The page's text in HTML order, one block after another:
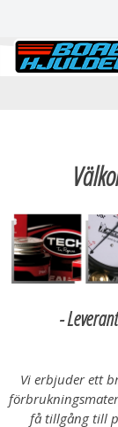
-
Vi erbjuder ett
få tillgång till